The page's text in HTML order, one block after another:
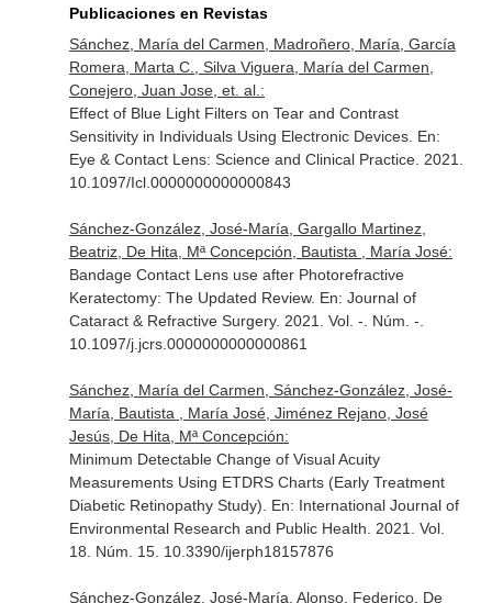
Publicaciones en Revistas
Sánchez, María del Carmen, Madroñero, María, García
Romera, Marta C., Silva Viguera, María del Carmen,
Conejero, Juan Jose, et. al.:
Effect of Blue Light Filters on Tear and Contrast
Sensitivity in Individuals Using Electronic Devices. En:
Eye & Contact Lens: Science and Clinical Practice. 2021.
10.1097/Icl.0000000000000843
Sánchez-González, José-María, Gargallo Martinez,
Beatriz, De Hita, Mª Concepción, Bautista , María José:
Bandage Contact Lens use after Photorefractive
Keratectomy: The Updated Review. En: Journal of
Cataract & Refractive Surgery. 2021. Vol. -. Núm. -.
10.1097/j.jcrs.0000000000000861
Sánchez, María del Carmen, Sánchez-González, José-
María, Bautista , María José, Jiménez Rejano, José
Jesús, De Hita, Mª Concepción:
Minimum Detectable Change of Visual Acuity
Measurements Using ETDRS Charts (Early Treatment
Diabetic Retinopathy Study). En: International Journal of
Environmental Research and Public Health . 2021. Vol.
18. Núm. 15. 10.3390/ijerph18157876
Sánchez-González, José-María, Alonso, Federico, De